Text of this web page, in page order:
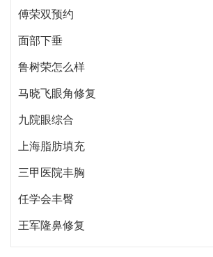
傅荣双预约
面部下垂
鲁树荣怎么样
马晓飞眼角修复
九院眼综合
上海脂肪填充
三甲医院丰胸
任学会丰臀
王军隆鼻修复